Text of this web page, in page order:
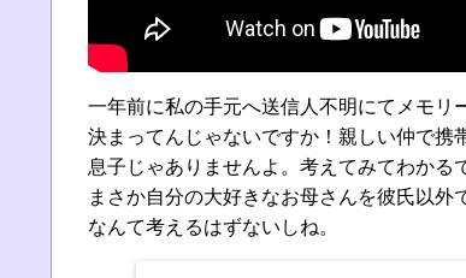
一年前に私の手元へ送信人不明にてメモリ
決まってんじゃないですか！親しい仲で携
息子じゃありませんよ。考えてみてわかる
まさか自分の大好きなお母さんを彼氏以外
なんて考えるはずないしね。